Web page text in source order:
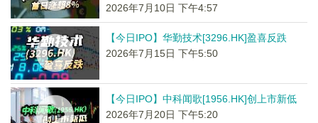
2026年7月10日 下午4:57
【今日IPO】华勤技术[3296.HK]盈喜反跌
2026年7月15日 下午5:50
【今日IPO】中科闻歌[1956.HK]创上市新低
2026年7月20日 下午5:20